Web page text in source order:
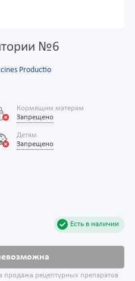
№6
Productio
Кормящим матерям
Запрещено
Детям
Запрещено
Есть в наличии
продажа рецептурных препаратов